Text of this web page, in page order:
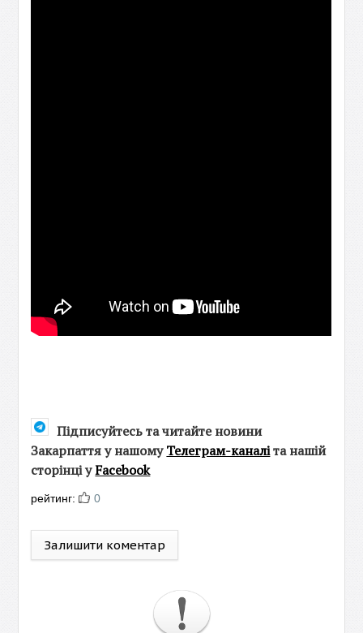
Підписуйтесь та читайте новини
Закарпаття у нашомуТелеграм-каналіта нашій
сторінці уFacebook
рейтинг: 0
Залишити коментар